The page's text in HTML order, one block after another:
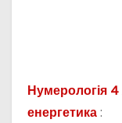
Нумерологія
енергетика: